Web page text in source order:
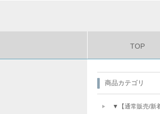
TOP
商品カテゴリ
▼【通常販売/新